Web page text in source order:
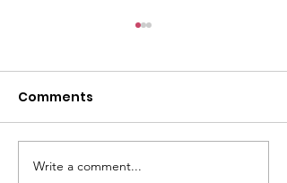
【限量版泰國上網卡｜中
63
Comments
Write a comment...